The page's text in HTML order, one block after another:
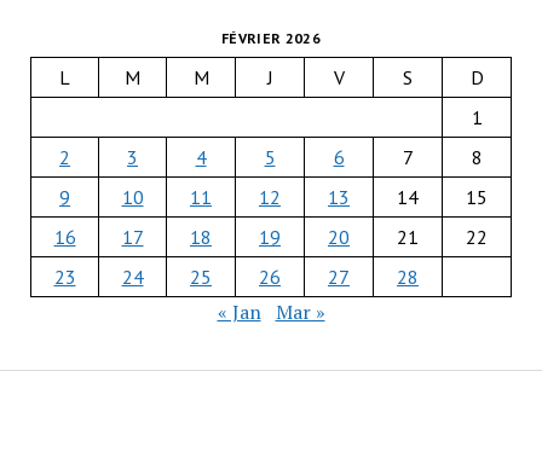
FÉVRIER 2026
L M M J V S
D
1
2
3 4 5 6 7
8
9
10 11 12 13 14
15
16
17 18 19 20 21
22
23
24 25 26 27 28
« Jan Mar »